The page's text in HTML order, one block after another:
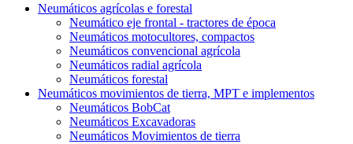
Neumáticos agrícolas e forestal
Neumático eje frontal - tractores de época
Neumáticos motocultores, compactos
Neumáticos convencional agrícola
Neumáticos radial agrícola
Neumáticos forestal
Neumáticos movimientos de tierra, MPT e implementos
Neumáticos BobCat
Neumáticos Excavadoras
Neumáticos Movimientos de tierra